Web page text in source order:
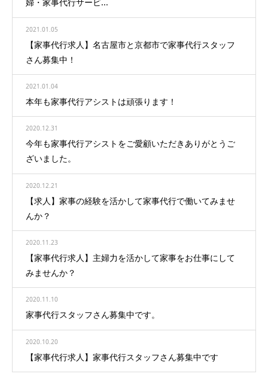
2021.01.05
【家事代行求人】名古屋市と京都市で家事代行スタッフ
さん募集中！
2021.01.04
本年も家事代行アシストは頑張ります！
2020.12.31
今年も家事代行アシストをご愛顧いただきありがとうご
ざいました。
2020.12.21
【求人】家事の経験を活かして家事代行で働いてみませ
んか？
2020.11.23
【家事代行求人】主婦力を活かして家事をお仕事にして
みませんか？
2020.11.10
家事代行スタッフさん募集中です。
2020.10.20
【家事代行求人】家事代行スタッフさん募集中です